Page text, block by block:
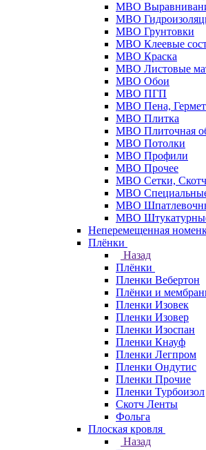
МВО
МВО
МВО Грунтовки
МВО Клеевые
МВО Краска
МВО Листовые
МВО Обои
МВО ПГП
МВО Пена,
МВО Плитка
МВО Плиточная
МВО Потолки
МВО Профили
МВО Прочее
МВО Сетки, Скотч
МВО
МВО
МВО
Неперемещенная
Плёнки
Назад
Плёнки
Пленки Вебертон
Плёнки и
Пленки Изовек
Пленки Изовер
Пленки Изоспан
Пленки Кнауф
Пленки Легпром
Пленки Ондутис
Пленки Прочие
Пленки Турбоизол
Скотч Ленты
Фольга
Плоская кровля
Назад